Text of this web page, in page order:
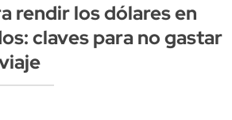
rendir los dólares en
claves para no gastar